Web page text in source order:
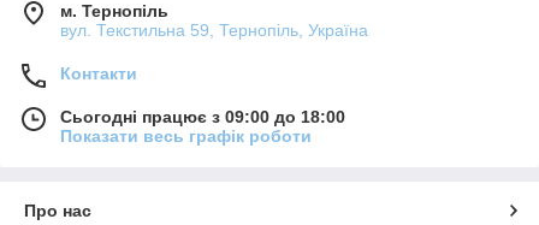
м. Тернопіль
вул. Текстильна 59, Тернопіль, Україна
Контакти
Сьогодні працює з 09:00 до 18:00
Показати весь графік роботи
Про нас